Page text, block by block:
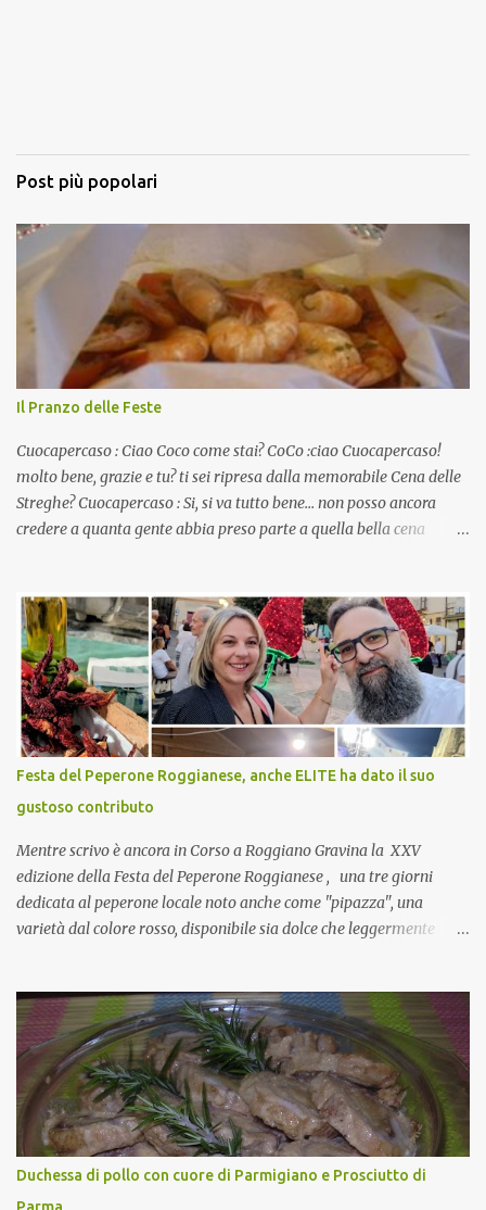
Post più popolari
Il Pranzo delle Feste
Cuocapercaso : Ciao Coco come stai? CoCo :ciao Cuocapercaso!
molto bene, grazie e tu? ti sei ripresa dalla memorabile Cena delle
Streghe? Cuocapercaso : Si, si va tutto bene… non posso ancora
credere a quanta gente abbia preso parte a quella bella cena
pranzo, racconta un po'! Perchè io avrò ospiti e cerco degli spunti...
Cuocapercaso : A dire il vero domenica prossima non preparo
nulla perché vado al Pranzo Aziendale di fine anno organizzato dai
mie capi! CoCo : Pranzo aziendale? Una bella idea! Cuocapercaso :
si, è un modo per riunirsi tutti a fine anno e tirare le somme…
naturalmente mangiando tutti insieme, con grande convivialità!
CoCo : è naturale il cibo, come sappiamo bene, funziona spesso da
collante e anche nel lavoro riesce a creare spesso l’ambiente
favorevole per molte belle opportunità, non trovi? Cuocapercaso :
Si, concordo! …addirittura si dice...
Festa del Peperone Roggianese, anche ELITE ha dato il suo
gustoso contributo
Mentre scrivo è ancora in Corso a Roggiano Gravina la XXV
edizione della Festa del Peperone Roggianese , una tre giorni
dedicata al peperone locale noto anche come "pipazza", una
varietà dal colore rosso, disponibile sia dolce che leggermente
(Pat) della Calabria. Un ingrediente versatile in cucina, utilizzato
fresco o essiccato in ricette della tradizione o in piatti innovativi.
Durante la prima serata dell'evento abbiamo avuto prova della
versatilità di questo ingrediente durante il "2° Concorso
Gastronomico di piatti a base di peperone Roggianese" ideato da
Gina Santagata , presidente dell'associazione Mongolfiera, che ha
visto coinvolte tante associazioni attive sul territorio che hanno
voluto partecipare presentando un loro piatto a base di peperone.
Duchessa di pollo con cuore di Parmigiano e Prosciutto di
Parma